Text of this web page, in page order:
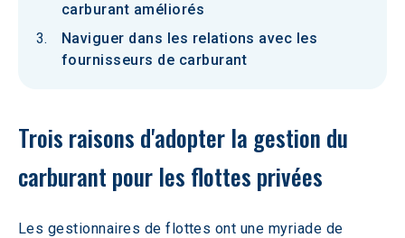
carburant améliorés
Naviguer dans les relations avec les
fournisseurs de carburant
Trois raisons d'adopter la gestion du
carburant pour les flottes privées
Les gestionnaires de flottes ont une myriade de